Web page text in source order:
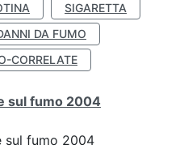
SIGARETTA
DA FUMO
CORRELATE
sul fumo 2004
sul fumo 2004